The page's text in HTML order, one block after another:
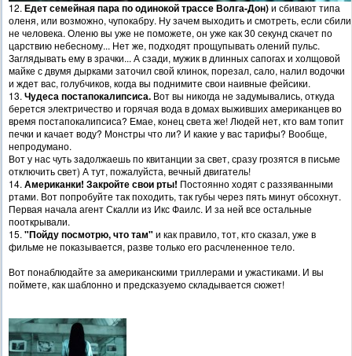
12.Едет семейная пара по одинокой трассе Волга-Дон)и сбивают типа
оленя, или возможно, чупокабру. Ну зачем выходить и смотреть, если сбили
не человека. Оленю вы уже не поможете, он уже как 30 секунд скачет по
царствию небесному... Нет же, подходят прощупывать олений пульс.
Заглядывать ему в зрачки... А сзади, мужик в длинных сапогах и холщовой
майке с двумя дырками заточил свой клинок, порезал, сало, налил водочки
и ждет вас, голубчиков, когда вы поднимите свои наивные фейсики.
13.Чудеса постапокалипсиса. Вот вы никогда не задумывались, откуда
берется электричество и горячая вода в домах выживших американцев во
время постапокалипсиса? Емае, конец света же! Людей нет, кто вам топит
печки и качает воду? Монстры что ли? И какие у вас тарифы? Вообще,
непродумано.
Вот у нас чуть задолжаешь по квитанции за свет, сразу грозятся в письме
отключить свет) А тут, пожалуйста, вечный двигатель!
14.Американки! Закройте свои рты! Постоянно ходят с раззяванными
ртами. Вот попробуйте так походить, так губы через пять минут обсохнут.
Первая начала агент Скалли из Икс Фаилс. И за ней все остальные
пооткрывали.
15."Пойду посмотрю, что там" и как правило, тот, кто сказал, уже в
фильме не показывается, разве только его расчлененное тело.
Вот понаблюдайте за американскими триллерами и ужастиками. И вы
поймете, как шаблонно и предсказуемо складывается сюжет!